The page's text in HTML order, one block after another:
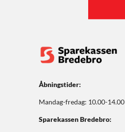
Åbningstider:
Mandag-fredag: 10.00-14.00
Sparekassen Bredebro: